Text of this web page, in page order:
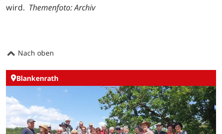
wird. Themenfoto: Archiv
Nach oben
Blankenrath